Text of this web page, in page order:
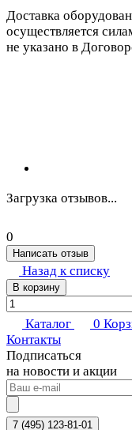
Доставка
осуществляется
не указано в
Загрузка отзывов...
0
Написать отзыв
Назад к списку
В корзину
Каталог 0
Контакты
Подписаться
на новости и акции
7 (495) 123-81-01